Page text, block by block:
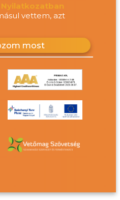
vettem, azt
most